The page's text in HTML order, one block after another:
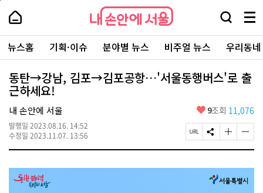
본
로
가
내
손
안
에
서
울
-
서
울
시
대
표
소
통
포
내
손
에
울
검
창
열
기
메
뉴
전
체
보
기
주
요
서
뉴스홈 기획·이슈 분야별 뉴스 비주얼 뉴스 우리동
동탄→강남, 김포→김포공항…'서울동행버스'로 출
근하세요!
내 손안에 서울
발행일 2023.08.16. 14:52
수정일 2023.11.07. 13:56
좋
요
9조회 11,076
페
이
U
S
N
공
유
하
글
자
기
크
게
글
자
기
작
게
페
상
단
로